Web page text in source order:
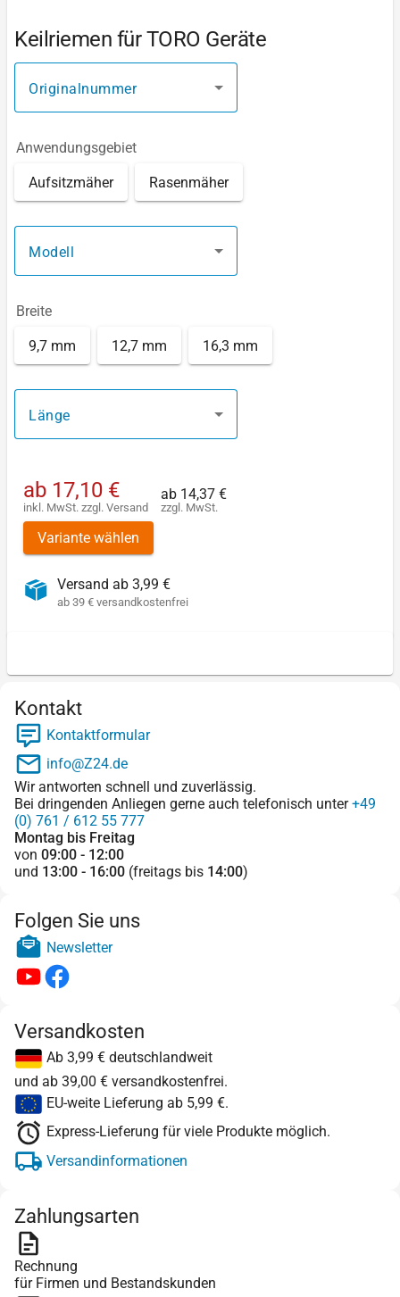
Keilriemen für TORO Geräte
Originalnummer
Anwendungsgebiet
Aufsitzmäher Rasenmäher
Modell
Breite
9,7 mm 12,7 mm 16,3 mm
Länge
ab 17,10 €
inkl. MwSt. zzgl. Versand
ab 14,37 €
zzgl. MwSt.
Variante wählen
Versand ab 3,99 €
ab 39 € versandkostenfrei
Kontakt
Kontaktformular
info@Z24.de
Wir antworten schnell und zuverlässig.
Bei dringenden Anliegen gerne auch telefonisch unter+49
(0) 761 / 612 55 777
Montag bis Freitag
von 09:00 - 12:00
und 13:00 - 16:00 (freitags bis 14:00)
Folgen Sie uns
Newsletter
Versandkosten
Ab 3,99 € deutschlandweit
und ab 39,00 € versandkostenfrei.
EU-weite Lieferung ab 5,99 €.
Express-Lieferung für viele Produkte möglich.
Versandinformationen
Zahlungsarten
Rechnung
für Firmen und Bestandskunden